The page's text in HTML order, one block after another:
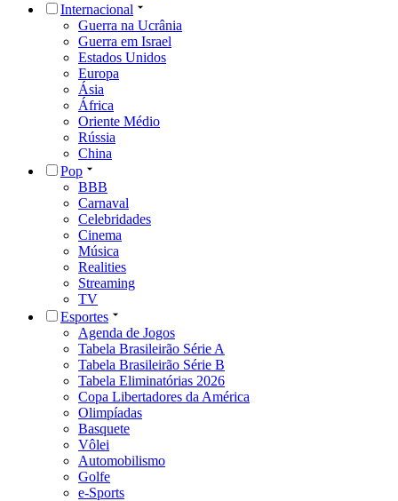
Internacional
Guerra na Ucrânia
Guerra em Israel
Estados Unidos
Europa
Ásia
África
Oriente Médio
Rússia
China
Pop
BBB
Carnaval
Celebridades
Cinema
Música
Realities
Streaming
TV
Esportes
Agenda de Jogos
Tabela Brasileirão Série A
Tabela Brasileirão Série B
Tabela Eliminatórias 2026
Copa Libertadores da América
Olimpíadas
Basquete
Vôlei
Automobilismo
Golfe
e-Sports